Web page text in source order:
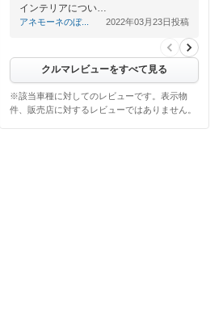
インテリアについ…
アネモーネのぼ... 2022年03月23日投稿
クルマレビューをすべて見る
※該当車種に対してのレビューです。表示物
件、販売店に対するレビューではありません。